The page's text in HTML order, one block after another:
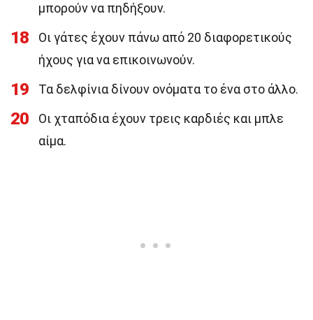
μπορούν να πηδήξουν.
18
Οι γάτες έχουν πάνω από 20 διαφορετικούς
ήχους για να επικοινωνούν.
19 Τα δελφίνια δίνουν ονόματα το ένα στο άλλο.
20
Οι χταπόδια έχουν τρεις καρδιές και μπλε
αίμα.